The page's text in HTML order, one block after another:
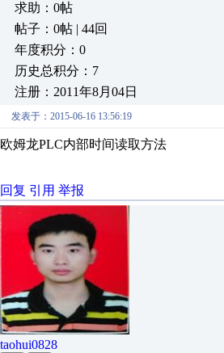
求助：0帖
帖子：0帖 | 44回
年度积分：0
历史总积分：7
注册：2011年8月04日
发表于：2015-06-16 13:56:19
欧姆龙PLC内部时间读取方法
回复 引用 举报
taohui0828